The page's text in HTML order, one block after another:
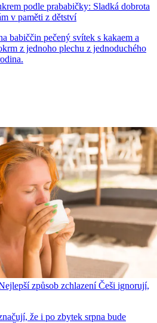
podle prababičky: Sladká dobrota
v paměti z dětství
babiččin pečený svítek s kakaem a
z jednoho plechu z jednoduchého
způsob zchlazení Češi ignorují,
že i po zbytek srpna bude